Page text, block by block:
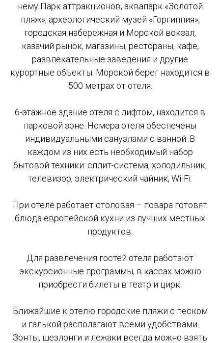
нему Парк аттракционов, аквапарк «Золотой
пляж», археологический музей «Горгиппия»,
городская набережная и Морской вокзал,
казачий рынок, магазины, рестораны, кафе,
развлекательные заведения и другие
курортные объекты. Морской берег находится в
500 метрах от отеля.
6-этажное здание отеля с лифтом, находится в
парковой зоне. Номера отеля обеспечены
индивидуальными санузлами с ванной. В
каждом из них есть необходимый набор
бытовой техники: сплит-система, холодильник,
телевизор, электрический чайник, Wi-Fi.
При отеле работает столовая – повара готовят
блюда европейской кухни из лучших местных
продуктов.
Для развлечения гостей отеля работают
экскурсионные программы, в кассах можно
приобрести билеты в театр и цирк.
Ближайшие к отелю городские пляжи с песком
и галькой располагают всеми удобствами.
Зонты, шезлонги и лежаки всегда можно взять